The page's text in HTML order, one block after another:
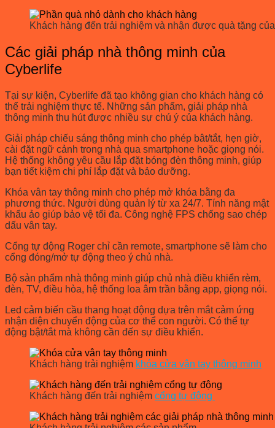
Khách hàng đến trải nghiệm và nhận được quà tặng
Các giải pháp nhà thông minh của
Cyberlife
Tại sự kiện, Cyberlife đã tạo không gian cho khách hàng có
thể trải nghiệm thực tế. Những sản phẩm, giải pháp nhà
thông minh thu hút được nhiều sự chú ý của khách hàng.
Giải pháp chiếu sáng thông minh cho phép bât/tắt, hẹn giờ,
cài đặt ngữ cảnh trong nhà qua smartphone hoặc giọng nói.
Hệ thống không yêu cầu lắp đặt bóng đèn thông minh, giúp
bạn tiết kiệm chi phí lắp đặt và bảo dưỡng.
Khóa vân tay thông minh cho phép mở khóa bằng đa
phương thức. Người dùng quản lý từ xa 24/7. Tính năng mật
khẩu ảo giúp bảo vệ tối đa. Công nghệ FPS chống sao chép
dấu vân tay.
Cổng tự động Roger chỉ cần remote, smartphone sẽ làm cho
cổng đóng/mở tự động theo ý chủ nhà.
Bộ sản phẩm nhà thông minh giúp chủ nhà điều khiển rèm,
đèn, TV, điều hòa, hệ thống loa âm trần bằng app, giọng nói.
Led cảm biến cầu thang hoạt động dựa trên mắt cảm ứng
nhận diện chuyển động của cơ thể con người. Có thể tự
động bật/tắt mà không cần đến sự điều khiển.
Khách hàng trải nghiệm khóa cửa vân tay thông minh
Khách hàng đến trải nghiệm cổng tự động